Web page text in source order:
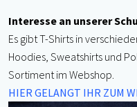
Interesse an unserer
Es gibt T-Shirts in
Hoodies, Sweatshirts und
Sortiment im Webshop.
HIER GELANGT IHR ZUM